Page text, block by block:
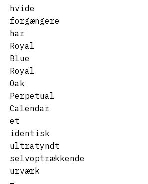
hvide
forgængere
har
Royal
Blue
Royal
Oak
Perpetual
Calendar
et
identisk
ultratyndt
selvoptrækkende
urværk